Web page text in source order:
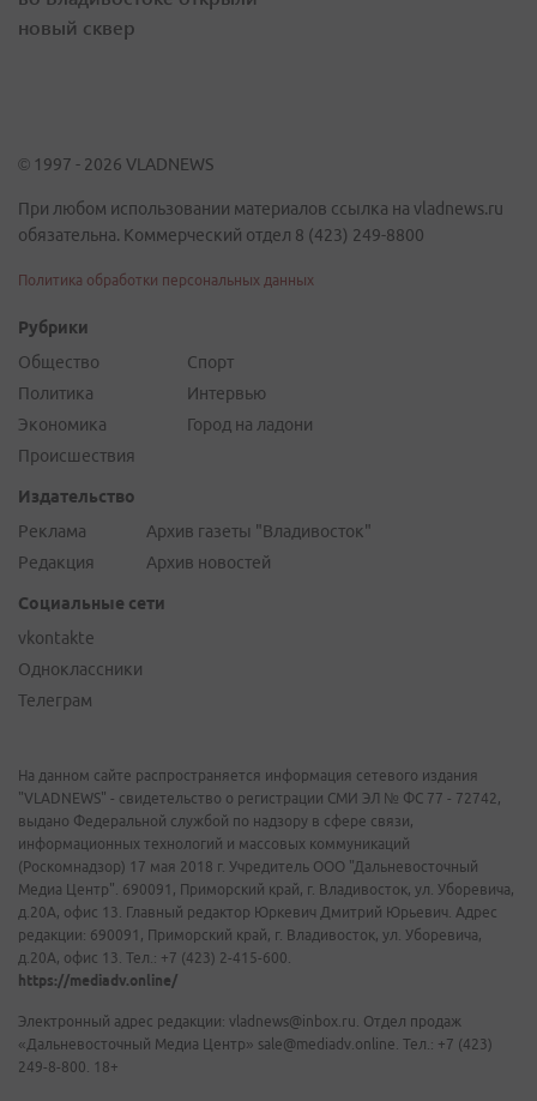
новый сквер
© 1997 - 2026 VLADNEWS
При любом использовании материалов ссылка на vladnews.ru
обязательна. Коммерческий отдел 8 (423) 249-8800
Политика обработки персональных данных
Рубрики
Общество
Политика
Экономика
Происшествия
Спорт
Интервью
Город на ладони
Издательство
Реклама
Редакция
Архив газеты "Владивосток"
Архив новостей
Социальные сети
vkontakte
Одноклассники
Телеграм
На данном сайте распространяется информация сетевого издания
"VLADNEWS" - свидетельство о регистрации СМИ ЭЛ № ФС 77 - 72742,
выдано Федеральной службой по надзору в сфере связи,
информационных технологий и массовых коммуникаций
(Роскомнадзор) 17 мая 2018 г. Учредитель ООО "Дальневосточный
Медиа Центр". 690091, Приморский край, г. Владивосток, ул. Уборевича,
д.20А, офис 13. Главный редактор Юркевич Дмитрий Юрьевич. Адрес
редакции: 690091, Приморский край, г. Владивосток, ул. Уборевича,
д.20А, офис 13. Тел.: +7 (423) 2-415-600.
https://mediadv.online/
Электронный адрес редакции: vladnews@inbox.ru. Отдел продаж
«Дальневосточный Медиа Центр» sale@mediadv.online. Тел.: +7 (423)
249-8-800. 18+